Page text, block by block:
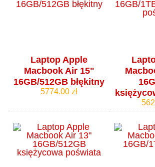
Laptop Apple
Macbook Air 15"
16GB/512GB błękitny
5774.00 zł